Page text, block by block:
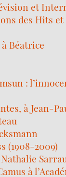
et
des Hits et
Béatrice
:
à Jean-
(1908-2009)
à